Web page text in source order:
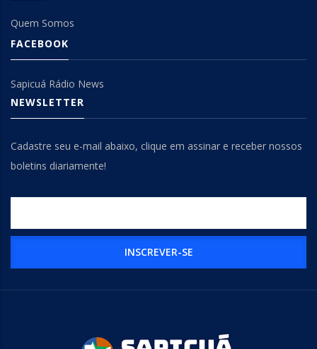
Quem Somos
FACEBOOK
Sapicuá Rádio News
NEWSLETTER
Cadastre seu e-mail abaixo, clique em assinar e receber nossos
boletins diariamente!